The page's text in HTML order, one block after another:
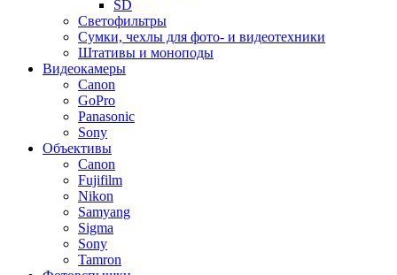
SD
Светофильтры
Сумки, чехлы для фото- и видеотехники
Штативы и моноподы
Видеокамеры
Canon
GoPro
Panasonic
Sony
Объективы
Canon
Fujifilm
Nikon
Samyang
Sigma
Sony
Tamron